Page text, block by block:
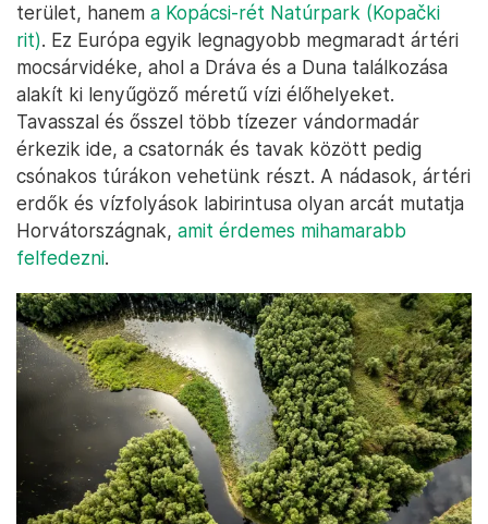
terület, hanem a Kopácsi-rét Natúrpark (Kopački
rit). Ez Európa egyik legnagyobb megmaradt ártéri
mocsárvidéke, ahol a Dráva és a Duna találkozása
alakít ki lenyűgöző méretű vízi élőhelyeket.
Tavasszal és ősszel több tízezer vándormadár
érkezik ide, a csatornák és tavak között pedig
csónakos túrákon vehetünk részt. A nádasok, ártéri
erdők és vízfolyások labirintusa olyan arcát mutatja
Horvátországnak, amit érdemes mihamarabb
felfedezni.